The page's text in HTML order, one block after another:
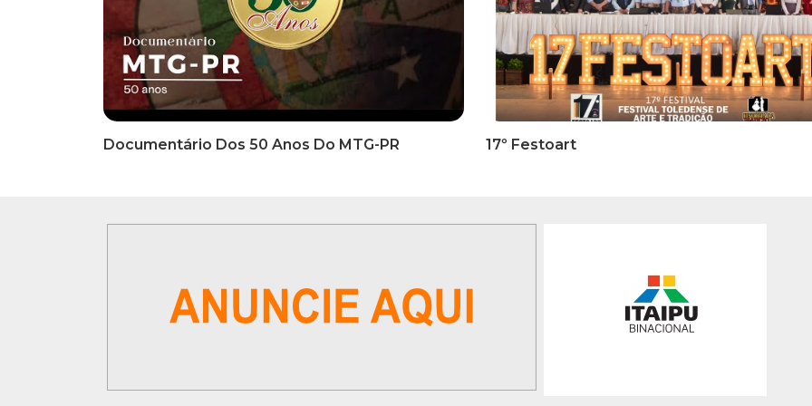
INFORMATIVOS
EDITAL DE CONVOCAÇÃO Nº
002/2026 - PROCESSO DE
SELEÇÃO DE EMPRESA PARA
PRESTAÇÃO DE SERVIÇOS DE
MARKETING E COMUNICAÇÃO
INFORMATIVOS
COMUNICADO OFICIAL -
Inscrições Para A 1ª Etapa
Classificatória Do 35º FEPART,
Que Ocorrerá Do Dia 05 Ao Dia
07 De Junho De 2026
INFORMATIVOS
EDITAL 3/2026 –
INSCRIÇÕES 1ª ETAPA
CLASSIFICATÓRIA DO 35°
FEPART